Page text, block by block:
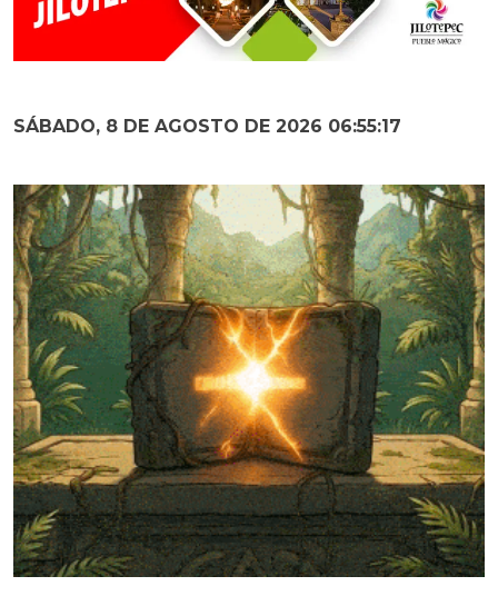
SÁBADO, 8 DE AGOSTO DE 2026 06:55:18